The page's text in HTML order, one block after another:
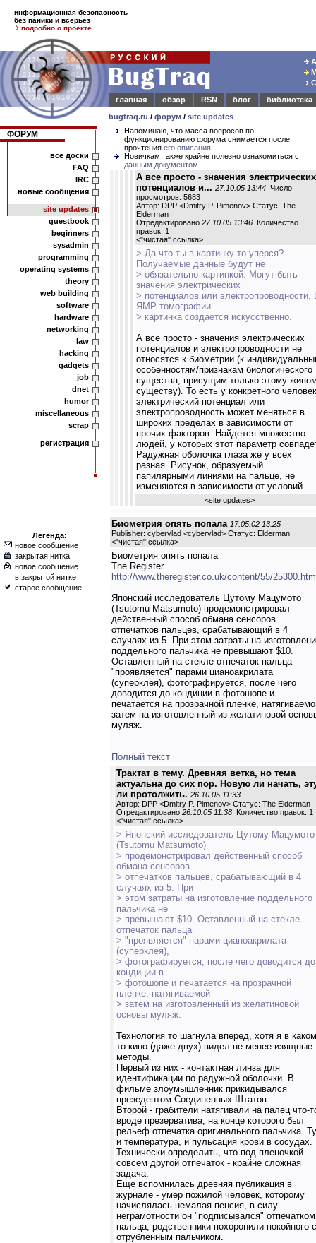
информационная безопасность
без паники и всерьез
подробно о проекте
главная
обзор RSN блог
библиотека
bugtraq.ru / форум / site updates
ФОРУМ
все доски
FAQ
IRC
новые сообщения
site updates
guestbook
beginners
sysadmin
programming
operating systems
theory
web building
software
hardware
networking
law
hacking
gadgets
job
dnet
humor
miscellaneous
scrap
регистрация
Легенда:
новое сообщение
закрытая нитка
новое сообщение
в закрытой нитке
старое сообщение
Напоминаю, что масса вопросов по
функционированию форума снимается после
прочтения его описания
Новичкам также крайне полезно ознакомиться с
данным документом
А все просто - значения электрических
потенциалов и... 27.10.05 13:44 Число
просмотров: 5683
Автор: DPP <Dmitry P. Pimenov> Статус: The
Elderman
Отредактировано 27.10.05 13:46 Количество
правок: 1
<"чистая" ссылка>
> Да что ты в картинку-то уперся?
Получаемые данные будут не
> обязательно картинкой. Могут быть
значения электрических
> потенциалов или электропроводности.
ЯМР томографии
> картинка создается искусственно.
А все просто - значения электрических
потенциалов и электропроводности не
относятся к биометрии (к
особенностям/признакам биологического
существа, присущим только этому
существу). То есть у конкретного
электрический потенциал или
электропроводность может меняться в
широких пределах в зависимости от
прочих факторов. Найдется множество
людей, у которых этот параметр
Радужная оболочка глаза же у всех
разная. Рисунок, образуемый
папилярными линиями на пальце, не
изменяются в зависимости от условий.
<site updates>
Биометрия опять попала 17.05.02 13:25
Publisher: cybervlad <cybervlad> Статус: Elderman
<"чистая" ссылка>
Биометрия опять попала
The Register
http://www.theregister.co.uk/content/55/
Японский исследователь Цутому Мацумото
(Tsutomu Matsumoto) продемонстрировал
действенный способ обмана сенсоров
отпечатков пальцев, срабатывающий в 4
случаях из 5. При этом затраты на
поддельного пальчика не превышают $10.
Оставленный на стекле отпечаток пальца
"проявляется" парами цианоакрилата
(суперклея), фотографируется, после чего
доводится до кондиции в фотошопе и
печатается на прозрачной пленке,
затем на изготовленный из желатиновой
муляж.
Полный текст
Трактат в тему. Древняя ветка, но тема
актуальна до сих пор. Новую ли начать,
ли протолжить. 26.10.05 11:33
Автор: DPP <Dmitry P. Pimenov> Статус: The Elderman
Отредактировано 26.10.05 11:38 Количество правок: 1
<"чистая" ссылка>
> Японский исследователь Цутому Мацумото
(Tsutomu Matsumoto)
> продемонстрировал действенный способ
обмана сенсоров
> отпечатков пальцев, срабатывающий в 4
случаях из 5. При
> этом затраты на изготовление поддельного
пальчика не
> превышают $10. Оставленный на стекле
отпечаток пальца
> "проявляется" парами цианоакрилата
(суперклея),
> фотографируется, после чего доводится до
кондиции в
> фотошопе и печатается на прозрачной
пленке, натягиваемой
> затем на изготовленный из желатиновой
основы муляж.
Технология то шагнула вперед, хотя я в
то кино (даже двух) видел не менее изящные
методы.
Первый из них - контактная линза для
идентификации по радужной оболочки. В
фильме злоумышленник прикидывался
презедентом Соединенных Штатов.
Второй - грабители натягивали на палец что-
вроде презерватива, на конце которого был
рельеф отпечатка оригинального пальчика.
и температура, и пульсация крови в сосудах.
Технически определить, что под пленочкой
совсем другой отпечаток - крайне сложная
задача.
Еще вспомнилась древняя публикация в
журнале - умер пожилой человек, которому
начислялась немалая пенсия, в силу
неграмотности он "подписывался" отпечатком
пальца, родственники похоронили покойного с
отрубленным пальчиком.